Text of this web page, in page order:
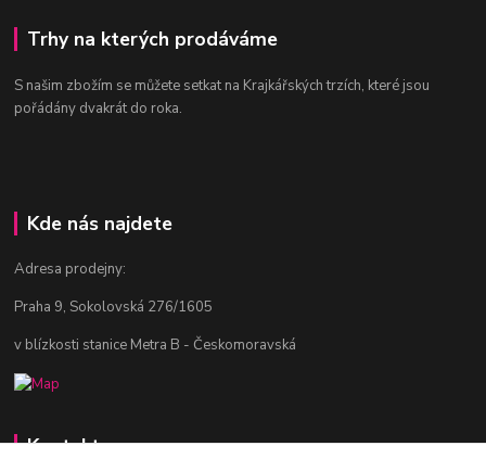
Trhy na kterých prodáváme
S našim zbožím se můžete setkat na Krajkářských trzích, které jsou
pořádány dvakrát do roka.
Kde nás najdete
Adresa prodejny:
Praha 9, Sokolovská 276/1605
v blízkosti stanice Metra B - Českomoravská
Kontakty